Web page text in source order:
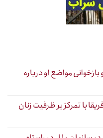
مواضع او درباره
با تمرکز بر ظرفیت زنان